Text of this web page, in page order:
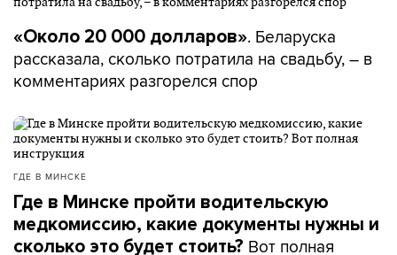
«Около 20 000 долларов». Беларуска
рассказала, сколько потратила на свадьбу, – в
комментариях разгорелся спор
ГДЕ В МИНСКЕ
Где в Минске пройти водительскую
медкомиссию, какие документы нужны и
сколько это будет стоить? Вот полная